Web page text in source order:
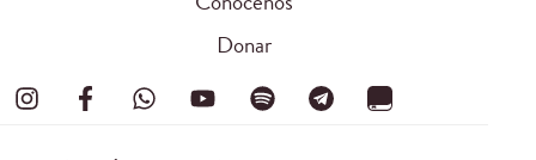
Donar